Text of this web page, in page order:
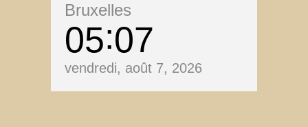
Bruxelles
05 07
vendredi, août 7, 2026